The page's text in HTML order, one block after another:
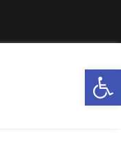
פתח סרגל נגישות